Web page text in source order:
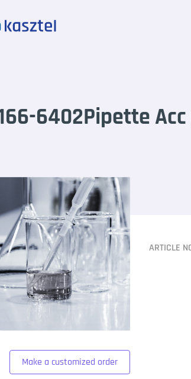
6402Pipette Acc
Make a customized order
ARTICLE